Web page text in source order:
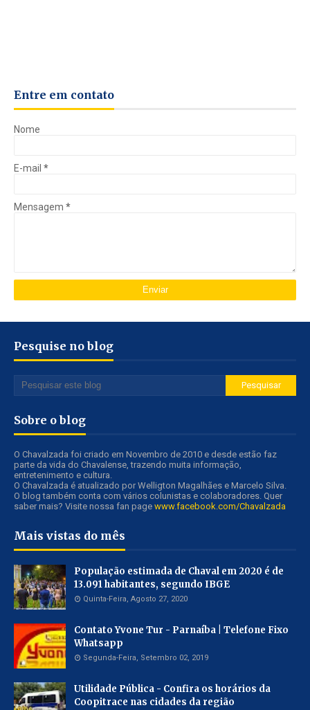
Entre em contato
Nome
E-mail *
Mensagem *
Pesquise no blog
Sobre o blog
O Chavalzada foi criado em Novembro de 2010 e desde estão faz
parte da vida do Chavalense, trazendo muita informação,
entretenimento e cultura.
O Chavalzada é atualizado por Welligton Magalhães e Marcelo Silva.
O blog também conta com vários colunistas e colaboradores. Quer
saber mais? Visite nossa fan page www.facebook.com/Chavalzada
Mais vistas do mês
População estimada de Chaval em 2020 é de
13.091 habitantes, segundo IBGE
Quinta-Feira, Agosto 27, 2020
Contato Yvone Tur - Parnaíba | Telefone Fixo
Whatsapp
Segunda-Feira, Setembro 02, 2019
Utilidade Pública - Confira os horários da
Coopitrace nas cidades da região